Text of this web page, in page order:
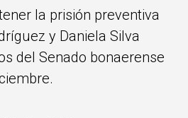
la prisión preventiva
y Daniela Silva
del Senado bonaerense